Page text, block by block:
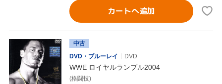
カートへ追加
中古
DVD・ブルーレイ
DVD
WWE ロイヤルランブル2004
(格闘技)